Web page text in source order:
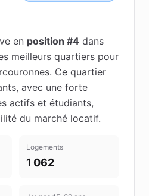
en position #4 dans
meilleurs quartiers pour
. Ce quartier
, avec une forte
actifs et étudiants,
du marché locatif.
Logements
1 062